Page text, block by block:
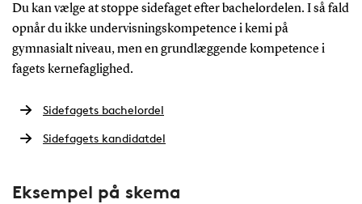
Du kan vælge at stoppe sidefaget efter bachelordelen. I så fald
opnår du ikke undervisningskompetence i kemi på
gymnasialt niveau, men en grundlæggende kompetence i
fagets kernefaglighed.
Sidefagets bachelordel
Sidefagets kandidatdel
Eksempel på skema